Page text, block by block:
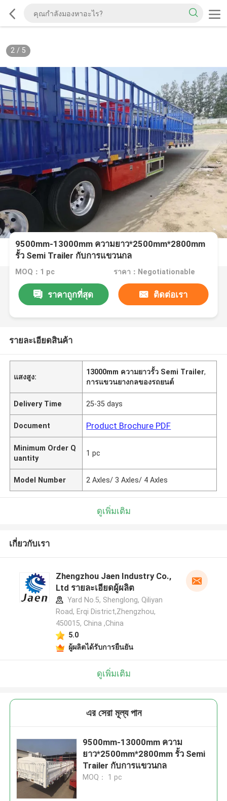
2/ 5
9500mm-13000mm ความยาว*2500mm*2800mm
รั้ว Semi Trailer กับการแขวนกล
MOQ：1 pc ราคา：Negotiationable
ราคาถูกที่สุด ติดต่อเรา
รายละเอียดสินค้า
แสงสูง:
13000mm ความยาวรั้ว Semi Trailer,
การแขวนยางกลของรถยนต์
Delivery Time 25-35 days
Document Product Brochure PDF
Minimum Order Q
uantity
1 pc
Model Number 2 Axles/ 3 Axles/ 4 Axles
ดูเพิ่มเติม
เกี่ยวกับเรา
Zhengzhou Jaen Industry Co.,
Ltd รายละเอียดผู้ผลิต
Yard No.5, Shenglong, Qiliyan
Road, Erqi District,Zhengzhou,
450015, China ,China
5.0
ผู้ผลิตได้รับการยืนยัน
ดูเพิ่มเติม
এর সেরা মূল্য পান
9500mm-13000mm ความ
ยาว*2500mm*2800mm รั้ว Semi
Trailer กับการแขวนกล
MOQ： 1 pc